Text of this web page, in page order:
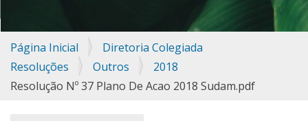
Página Inicial
Diretoria Colegiada
Resoluções
Outros
2018
Resolução Nº 37 Plano De Acao 2018 Sudam.pdf